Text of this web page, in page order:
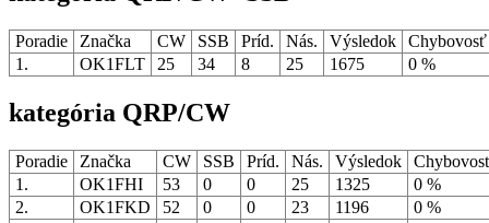
Poradie Značka CW SSB Príd. Nás. Výsledok
1.
OK1FLT 25 34 8 25 1675 0 %
kategória QRP/CW
Poradie Značka CW SSB Príd. Nás. Výsledok
1.
OK1FHI 53 0 0 25 1325
0 %
2.
OK1FKD 52 0 0 23 1196
0 %